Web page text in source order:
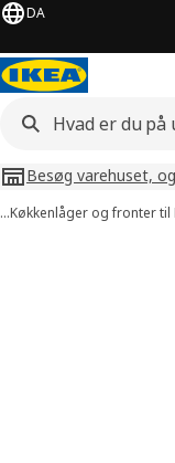
DA
Besøg varehuset,
…Køkkenlåger og fronter til